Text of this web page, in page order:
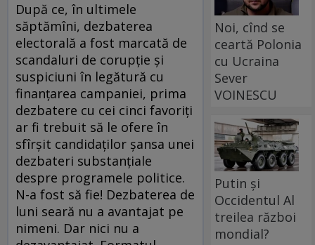
După ce, în ultimele
săptămîni, dezbaterea
electorală a fost marcată de
scandaluri de corupţie şi
suspiciuni în legătură cu
finanţarea campaniei, prima
dezbatere cu cei cinci favoriţi
ar fi trebuit să le ofere în
sfîrşit candidaţilor şansa unei
dezbateri substanţiale
despre programele politice.
N-a fost să fie! Dezbaterea de
luni seară nu a avantajat pe
nimeni. Dar nici nu a
Noi, cînd se
ceartă Polonia
cu Ucraina
Sever
VOINESCU
Putin și
Occidentul Al
treilea război
mondial?